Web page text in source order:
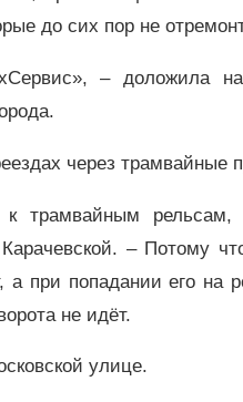
до сих пор не
– доложила
через трамвайные
к трамвайным
– Потому
при попадании его на
не идёт.
улице.